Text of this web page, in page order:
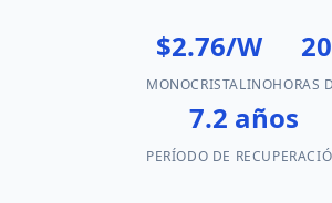
$2.76/W
MONOCRISTALINOHORAS
7.2 años
PERÍODO DE